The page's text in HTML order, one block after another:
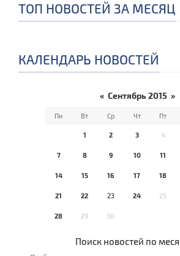
ТОП НОВОСТЕЙ ЗА МЕСЯЦ
КАЛЕНДАРЬ НОВОСТЕЙ
« Сентябрь 2015 »
Пн Вт Ср Чт Пт
1 2 3 4
7 8 9 10 11
14 15 16 17 18
21 22 23 24 25
28 29 30
Поиск новостей по